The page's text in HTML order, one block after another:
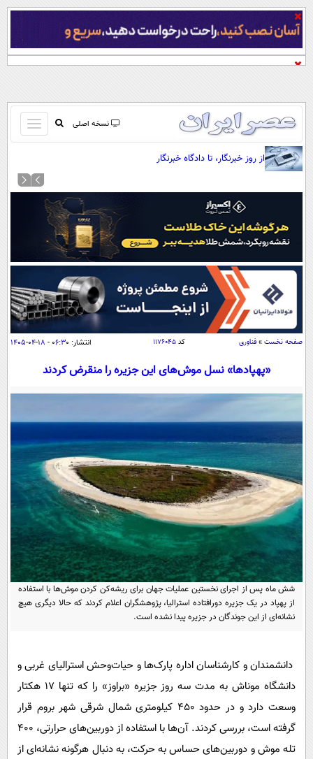
نسخه اصلی
باز
و
کردن
صفحه اول
آرشیو
نظرسنجی
آب و هوا
اوقات شرعی
سواد زندگی
اقتصاد
اقتصادی
جامعه
سلامت
یک برش دانایی
محیط زیست
سفر و تفریح
فرهنگ و هنر
علم و دانش
فناوری و It
علمی
اخبار کریپتو
قرآن
گوناگون
باشگاه مغز
مجله تصویری سلاح
فیلم
اقتصاد
ورزش
سیاست
فناوری
گوناگون
حوادث
محیط زیست
عصر ایران 2
خواندنی ها و دیدنی ها
داستان کوتاه
آشپزی
دانلود
آموزش زبان
از روز خبرنگار، تا دادگاه خبرنگار
صفحه نخست » فناوری کد۱۱۷۶۰۴۵ انتشار: ۰۶:۳۰ - ۱۸-۰۴-۱۴۰۵
«پهپادها» نسل موش‌های این جزیره را منقرض کردند
شش ماه پس از اجرای نخستین عملیات جهان برای ریشه‌کن کردن موش‌ها با استفاده
از پهپاد در یک جزیره دورافتاده استرالیا، پژوهشگران اعلام کردند که حالا دیگری هیچ
نشانه‌ای از این جوندگان در جزیره پیدا نشده است.
دانشمندان و کارشناسان اداره پارک‌ها و حیات‌وحش استرالیای غربی و
دانشگاه موناش به مدت سه روز جزیره «براوز» را که تنها ۱۷ هکتار
وسعت دارد و در حدود ۴۵۰ کیلومتری شمال شرقی شهر بروم قرار
گرفته است، بررسی کردند. آن‌ها با استفاده از دوربین‌های حرارتی، ۴۰۰
تله موش و دوربین‌های حساس به حرکت، به دنبال هرگونه نشانه‌ای از